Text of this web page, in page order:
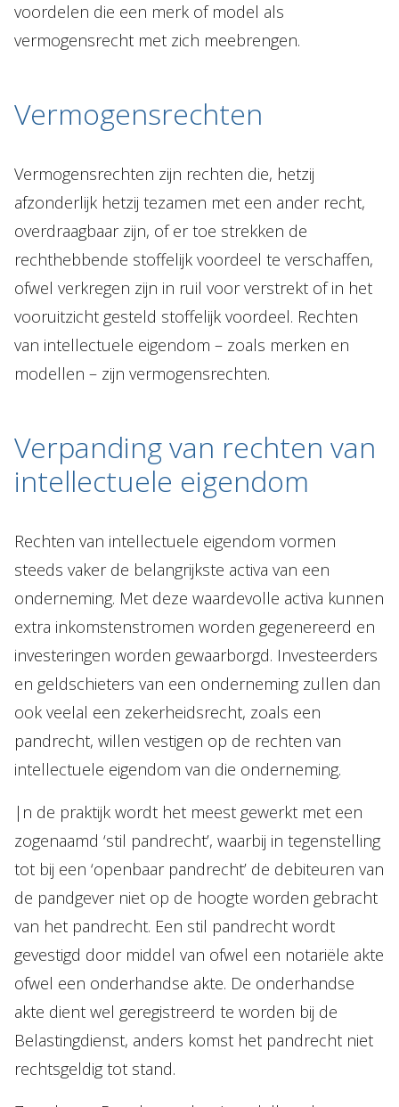
voordelen die een merk of model als
vermogensrecht met zich meebrengen.
Vermogensrechten
Vermogensrechten zijn rechten die, hetzij
afzonderlijk hetzij tezamen met een ander recht,
overdraagbaar zijn, of er toe strekken de
rechthebbende stoffelijk voordeel te verschaffen,
ofwel verkregen zijn in ruil voor verstrekt of in het
vooruitzicht gesteld stoffelijk voordeel. Rechten
van intellectuele eigendom – zoals merken en
modellen – zijn vermogensrechten.
Verpanding van rechten van
intellectuele eigendom
Rechten van intellectuele eigendom vormen
steeds vaker de belangrijkste activa van een
onderneming. Met deze waardevolle activa kunnen
extra inkomstenstromen worden gegenereerd en
investeringen worden gewaarborgd. Investeerders
en geldschieters van een onderneming zullen dan
ook veelal een zekerheidsrecht, zoals een
pandrecht, willen vestigen op de rechten van
intellectuele eigendom van die onderneming.
|n de praktijk wordt het meest gewerkt met een
zogenaamd ‘stil pandrecht’, waarbij in tegenstelling
tot bij een ‘openbaar pandrecht’ de debiteuren van
de pandgever niet op de hoogte worden gebracht
van het pandrecht. Een stil pandrecht wordt
gevestigd door middel van ofwel een notariële akte
ofwel een onderhandse akte. De onderhandse
akte dient wel geregistreerd te worden bij de
Belastingdienst, anders komst het pandrecht niet
rechtsgeldig tot stand.